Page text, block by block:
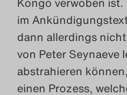
im
dann allerdings
von Peter Seynaeve
abstrahieren
einen Prozess,